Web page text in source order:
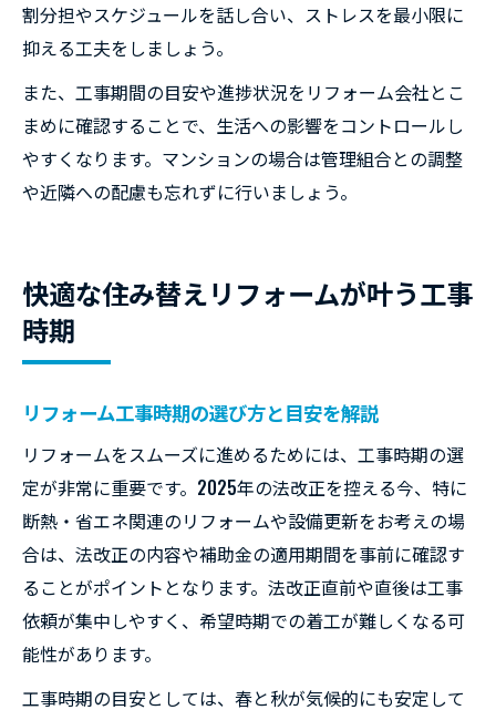
割分担やスケジュールを話し合い、ストレスを最小限に
抑える工夫をしましょう。
また、工事期間の目安や進捗状況をリフォーム会社とこ
まめに確認することで、生活への影響をコントロールし
やすくなります。マンションの場合は管理組合との調整
や近隣への配慮も忘れずに行いましょう。
快適な住み替えリフォームが叶う工事
時期
リフォーム工事時期の選び方と目安を解説
リフォームをスムーズに進めるためには、工事時期の選
定が非常に重要です。2025年の法改正を控える今、特に
断熱・省エネ関連のリフォームや設備更新をお考えの場
合は、法改正の内容や補助金の適用期間を事前に確認す
ることがポイントとなります。法改正直前や直後は工事
依頼が集中しやすく、希望時期での着工が難しくなる可
能性があります。
工事時期の目安としては、春と秋が気候的にも安定して